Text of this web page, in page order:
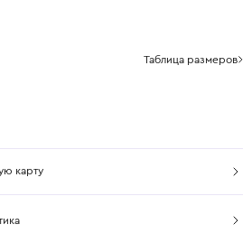
Таблица размеров
карту